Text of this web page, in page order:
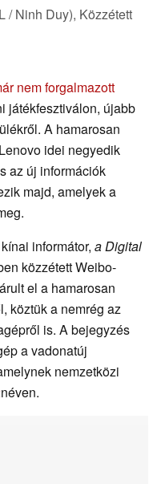
/ Ninh Duy), Közzétett
nem forgalmazott
játékfesztiválon, újabb
A hamarosan
idei negyedik
az új információk
majd, amelyek a
informátor, a Digital
közzétett Weibo-
el a hamarosan
köztük a nemrég az
is. A bejegyzés
a vadonatúj
nemzetközi
néven.